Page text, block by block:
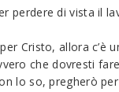
perdere di vista il
Cristo, allora c’è
che dovresti
lo so, pregherò